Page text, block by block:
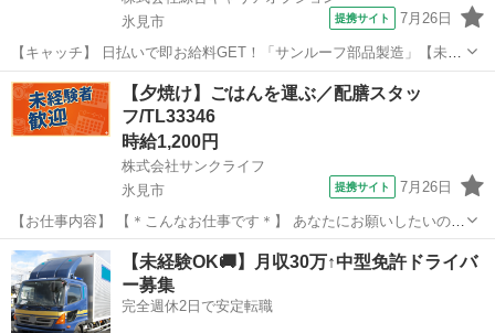
氷見市
提携サイト 7月26日
【キャッチ】 日払いで即お給料GET！「サンルーフ部品製造」【未経
験スタートOK!】ちょこっと残業あり♪好きな髪色でOK♪高時給1200
円！ 【コメント】 ＼大手人材派遣会社で働きませんか♪／ 「新しい職
場は不安・・・」...
富山 氷見市 工場
【夕焼け】ごはんを運ぶ／配膳スタッ
フ/TL33346
時給1,200円
株式会社サンクライフ
氷見市
提携サイト 7月26日
【お仕事内容】 【＊こんなお仕事です＊】 あなたにお願いしたいの
は、 「夕食の配膳スタッフ」です。 （1）お客様へ料理を運びます。
（2）注文を取り、商品をお届けします。 （3）お客様が帰った後の片
付けをします。 【＊...
富山 氷見市 その他
【未経験OK🚚】月収30万↑中型免許ドライバ
ー募集
完全週休2日で安定転職